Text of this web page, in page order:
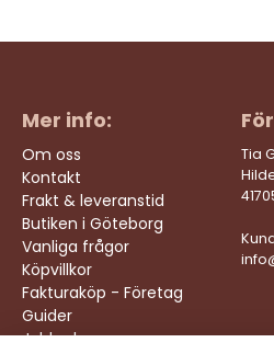
Mer info:
Om oss
Kontakt
Frakt & leveranstid
Butiken i Göteborg
Vanliga frågor
Köpvillkor
Fakturaköp - Företag
Guider
Jobba hos oss
Tia